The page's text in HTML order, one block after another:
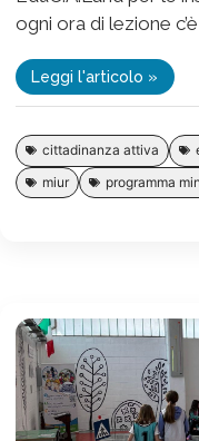
ogni ora di lezione
Leggi l'articolo »
cittadinanza attiva
miur
programma